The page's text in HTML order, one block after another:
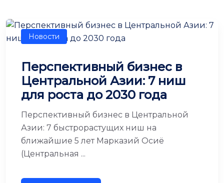
Новости
Перспективный бизнес в
Центральной Азии: 7 ниш
для роста до 2030 года
Перспективный бизнес в Центральной
Азии: 7 быстрорастущих ниш на
ближайшие 5 лет Марказий Осиё
(Центральная ...